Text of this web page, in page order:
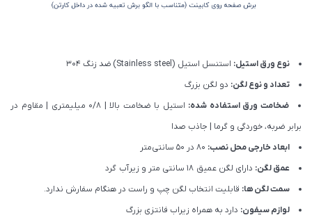
نوع ورق استیل: استنسل استیل (Stainless steel) ضد زنگ 304
تعداد و نوع لگن: دو لگن بزرگ
ضخامت ورق استفاده شده:
استیل با ضخامت بالا | 0/8 میلیمتری | مقاوم در
برابر ضربه، خوردگی و گرما | جاذب صدا
ابعاد خارجی محل نصب:
عمق لگن: دارای لگن عمیق 18 سانتی متر و زیرآب گرد
سمت لگن ها: قابلیت انتخاب لگن چپ و راست در هنگام سفارش ندارد.
لوازم سیفون: دارد به همراه زیراب فانتزی بزرگ